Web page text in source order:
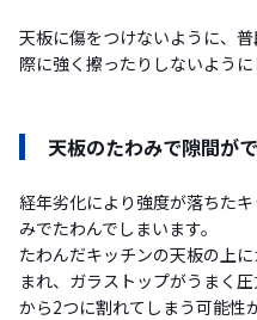
天板に傷をつけないように、
際に強く擦ったりしないように
天板のたわみで隙間が
経年劣化により強度が落ちた
みでたわんでしまいます。
たわんだキッチンの天板の上
まれ、ガラストップがうまく
から2つに割れてしまう可能性